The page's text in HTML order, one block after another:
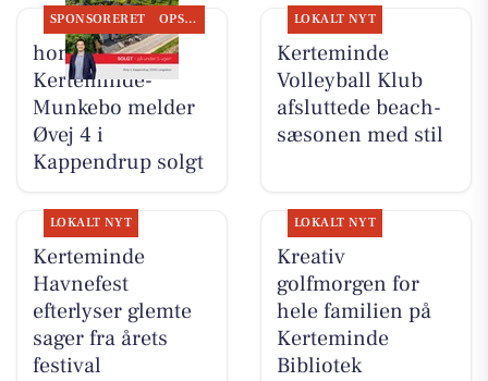
SPONSORERET OPSLAGSTAVLEN
home
Kerteminde-
Munkebo melder
Øvej 4 i
Kappendrup solgt
LOKALT NYT
Kerteminde
Volleyball Klub
afsluttede beach-
sæsonen med stil
LOKALT NYT
Kerteminde
Havnefest
efterlyser glemte
sager fra årets
festival
LOKALT NYT
Kreativ
golfmorgen for
hele familien på
Kerteminde
Bibliotek